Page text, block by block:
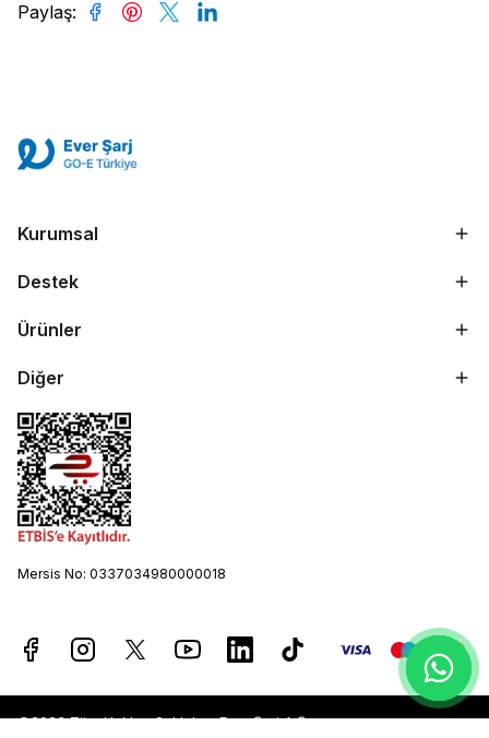
Paylaş:
Kurumsal
Destek
Ürünler
Diğer
Mersis No: 0337034980000018
©2023 Tüm Hakları Saklıdır - Ever Şarj A.Ş.